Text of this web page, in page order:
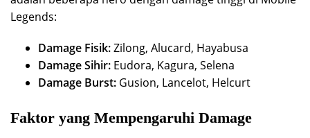
Legends:
Damage Fisik:Zilong, Alucard, Hayabusa
Damage Sihir: Eudora, Kagura, Selena
Damage Burst: Gusion, Lancelot, Helcurt
Faktor yang Mempengaruhi Damage